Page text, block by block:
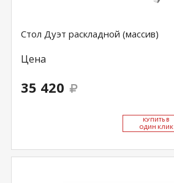
Стол Дуэт раскладной (массив)
Цена
35 420
КУ­ПИТЬ В
ОДИН КЛИК